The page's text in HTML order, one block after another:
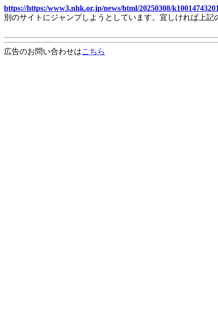
https://https:/www3.nhk.or.jp/news/html/20250308/
別のサイトにジャンプしようとしています。宜しければ上
広告のお問い合わせはこちら